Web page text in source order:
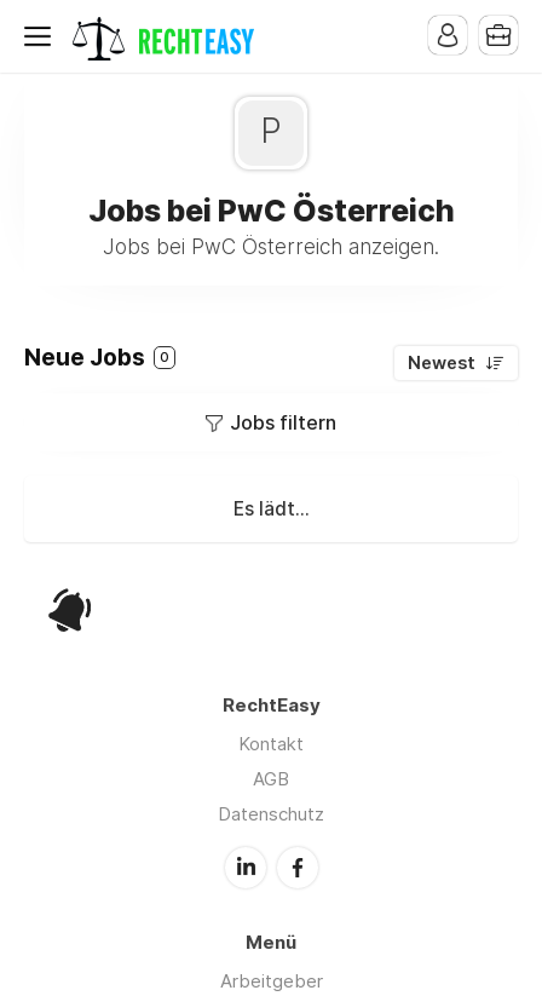
P
Jobs bei PwC Österreich
Jobs bei PwC Österreich anzeigen.
Neue Jobs 0 Newest
Jobs filtern
Es lädt...
RechtEasy
Kontakt
AGB
Datenschutz
Menü
Arbeitgeber